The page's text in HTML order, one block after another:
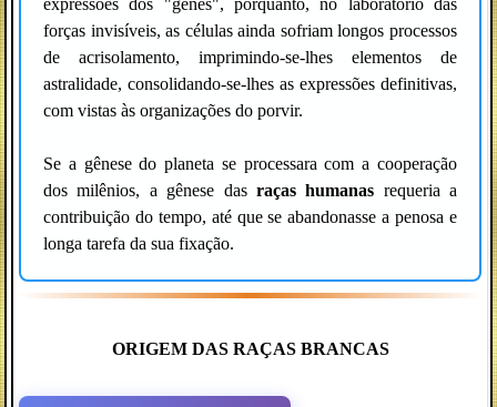
expressões dos "genes", porquanto, no laboratório das
forças invisíveis, as células ainda sofriam longos processos
de acrisolamento, imprimindo-se-lhes elementos de
astralidade, consolidando-se-lhes as expressões definitivas,
com vistas às organizações do porvir.
Se a gênese do planeta se processara com a cooperação
dos milênios, a gênese das raças humanas requeria a
contribuição do tempo, até que se abandonasse a penosa e
longa tarefa da sua fixação.
ORIGEM DAS RAÇAS BRANCAS